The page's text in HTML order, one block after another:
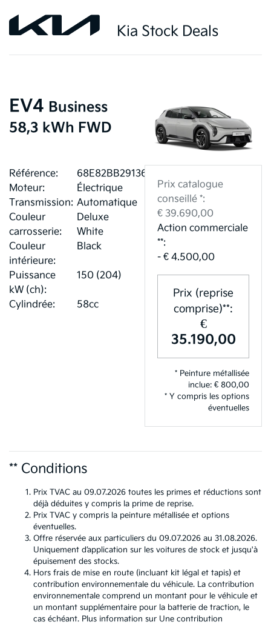
Kia Stock Deals
EV4 Business
58,3 kWh FWD
Référence:
68E82BB29136A
Moteur:
Électrique
Transmission: Automatique
Couleur
carrosserie:
Deluxe
White
Couleur
intérieure:
Black
Puissance
kW (ch):
150 (204)
Cylindrée: 58cc
Prix catalogue
conseillé *:
€ 39.690,00
Action commerciale
**:
- € 4.500,00
Prix (reprise
comprise)**:
€
35.190,00
* Peinture métallisée
inclue: € 800,00
* Y compris les options
éventuelles
** Conditions
Prix TVAC au 09.07.2026 toutes les primes et réductions sont
déjà déduites y compris la prime de reprise.
Prix TVAC y compris la peinture métallisée et options
éventuelles.
Offre réservée aux particuliers du 09.07.2026 au 31.08.2026.
Uniquement d’application sur les voitures de stock et jusqu'à
épuisement des stocks.
Hors frais de mise en route (incluant kit légal et tapis) et
contribution environnementale du véhicule. La contribution
environnementale comprend un montant pour le véhicule et
un montant supplémentaire pour la batterie de traction, le
cas échéant. Plus information sur Une contribution